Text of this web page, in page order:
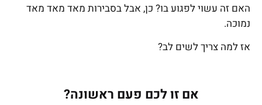
האם זה עשוי לפגוע בו? כן, אבל בסבירות מאד מאד מאד
נמוכה.
אז למה צריך לשים לב?
אם זו לכם פעם ראשונה?